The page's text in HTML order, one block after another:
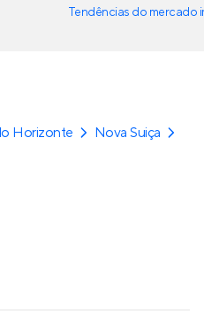
Tendências do mercado
Horizonte
Nova Suiça